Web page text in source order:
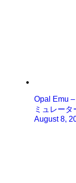
Opal Emu
ミュレータ
August 8,